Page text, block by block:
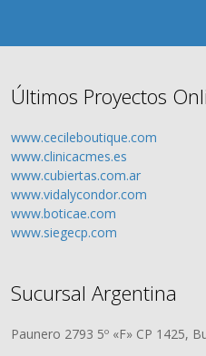
Últimos Proyectos
www.cecileboutique.com
www.clinicacmes.es
www.cubiertas.com.ar
www.vidalycondor.com
www.boticae.com
www.siegecp.com
Sucursal Argentina
Paunero 2793 5º «F» CP 1425,